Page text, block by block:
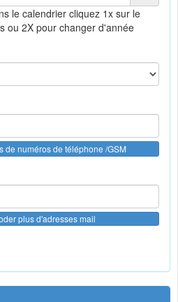
le calendrier cliquez 1x sur le
ou 2X pour changer d'année
de numéros de téléphone /GSM
plus d'adresses mail